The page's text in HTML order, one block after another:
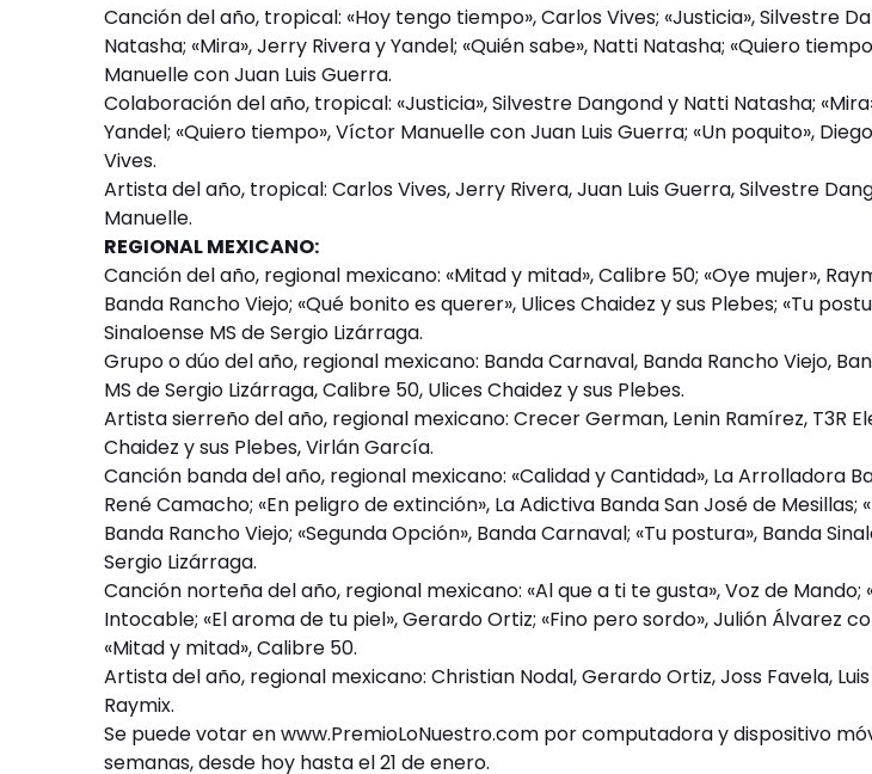
Canción del año, tropical: «Hoy tengo tiempo», Carlos Vives; «Justicia», Silvestre
Natasha; «Mira», Jerry Rivera y Yandel; «Quién sabe», Natti Natasha; «Quiero
Manuelle con Juan Luis Guerra.
Colaboración del año, tropical: «Justicia», Silvestre Dangond y Natti Natasha;
Yandel; «Quiero tiempo», Víctor Manuelle con Juan Luis Guerra; «Un poquito»,
Vives.
Artista del año, tropical: Carlos Vives, Jerry Rivera, Juan Luis Guerra, Silvestre
Manuelle.
REGIONAL MEXICANO:
Canción del año, regional mexicano: «Mitad y mitad», Calibre 50; «Oye mujer»,
Banda Rancho Viejo; «Qué bonito es querer», Ulices Chaidez y sus Plebes; «Tu
Sinaloense MS de Sergio Lizárraga.
Grupo o dúo del año, regional mexicano: Banda Carnaval, Banda Rancho Viejo,
MS de Sergio Lizárraga, Calibre 50, Ulices Chaidez y sus Plebes.
Artista sierreño del año, regional mexicano: Crecer German, Lenin Ramírez, T3R
Chaidez y sus Plebes, Virlán García.
Canción banda del año, regional mexicano: «Calidad y Cantidad», La Arrolladora
René Camacho; «En peligro de extinción», La Adictiva Banda San José de Mesillas;
Banda Rancho Viejo; «Segunda Opción», Banda Carnaval; «Tu postura», Banda
Sergio Lizárraga.
Canción norteña del año, regional mexicano: «Al que a ti te gusta», Voz de Mando;
Intocable; «El aroma de tu piel», Gerardo Ortiz; «Fino pero sordo», Julión Álvarez
«Mitad y mitad», Calibre 50.
Artista del año, regional mexicano: Christian Nodal, Gerardo Ortiz, Joss Favela,
Raymix.
Se puede votar en www.PremioLoNuestro.com por computadora y dispositivo
semanas, desde hoy hasta el 21 de enero.